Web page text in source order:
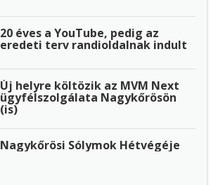
20 éves a YouTube, pedig az
eredeti terv randioldalnak indult
Új helyre költözik az MVM Next
ügyfélszolgálata Nagykőrösön
(is)
Nagykőrösi Sólymok Hétvégéje